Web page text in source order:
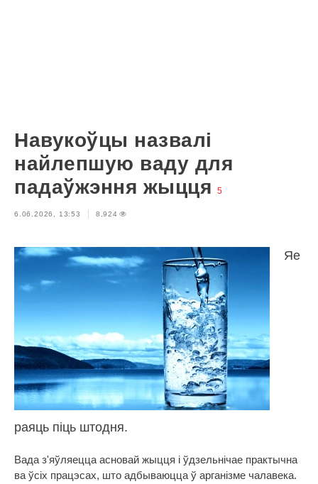
Навукоўцы назвалі
найлепшую ваду для
падаўжэння жыцця
5
6.06.2026, 13:53 8,924
Яе
раяць піць штодня.
Вада з'яўляецца асновай жыцця і ўдзельнічае практычна
ва ўсіх працэсах, што адбываюцца ў арганізме чалавека.